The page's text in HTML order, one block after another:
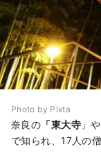
Photo by Pixta
奈良の 「東大寺」
で知られ、17人の